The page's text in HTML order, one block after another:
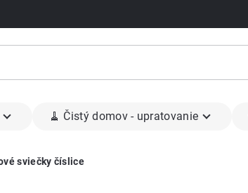
🧹 Čistý domov - upratovanie
sviečky číslice